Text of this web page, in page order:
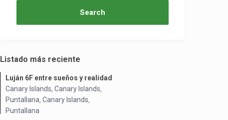
Listado más reciente
Luján 6F entre sueños y realidad
Canary Islands, Canary Islands,
Puntallana, Canary Islands,
Puntallana